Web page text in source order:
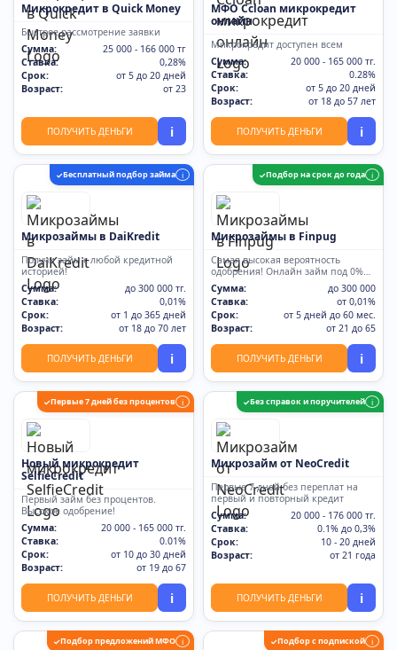
Микрокредит в Quick Money
Быстрое рассмотрение заявки
Сумма:
25 000 - 166 000 тг
Ставка:
0,28%
Срок:
от 5 до 20 дней
Возраст:
от 23
ПОЛУЧИТЬ ДЕНЬГИ i
МФО Ccloan микрокредит
онлайн
Микрокредит доступен всем
Сумма:
20 000 - 165 000 тг.
Ставка:
0.28%
Срок:
от 5 до 20 дней
Возраст:
от 18 до 57 лет
ПОЛУЧИТЬ ДЕНЬГИ i
✓Бесплатный подбор займа i
Микрозаймы в DaiKredit
Получи займ с любой кредитной
историей!
Сумма:
до 300 000 тг.
Ставка:
0,01%
Срок:
от 1 до 365 дней
Возраст:
от 18 до 70 лет
ПОЛУЧИТЬ ДЕНЬГИ i
✓Подбор на срок до года i
Микрозаймы в Finpug
Самая высокая вероятность
одобрения! Онлайн займ под 0%
для новых
Сумма:
до 300 000
Ставка:
от 0,01%
Срок:
от 5 дней до 60 мес.
Возраст:
от 21 до 65
ПОЛУЧИТЬ ДЕНЬГИ i
✓Первые 7 дней без процентов i
Новый микрокредит
SelfieCredit
Первый займ без процентов.
Высокое одобрение!
Сумма:
20 000 - 165 000 тг.
Ставка:
0.01%
Срок:
от 10 до 30 дней
Возраст:
от 19 до 67
ПОЛУЧИТЬ ДЕНЬГИ i
✓Без справок и поручителей i
Микрозайм от NeoCredit
Первые 7 дней без переплат на
первый и повторный кредит
Сумма:
20 000 - 176 000 тг.
Ставка:
0.1% до 0,3%
Срок:
10 - 20 дней
Возраст:
от 21 года
ПОЛУЧИТЬ ДЕНЬГИ i
✓Подбор предложений МФО i ✓Подбор с подпиской i